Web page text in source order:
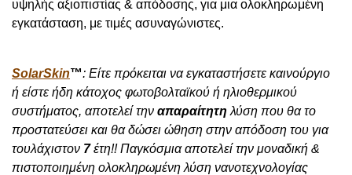
υψηλής αξιοπιστίας & απόδοσης, για μια ολοκληρωμένη
εγκατάσταση, με τιμές ασυναγώνιστες.
SolarSkin™: Είτε πρόκειται να εγκαταστήσετε καινούργιο
ή είστε ήδη κάτοχος φωτοβολταϊκού ή ηλιοθερμικού
συστήματος, αποτελεί την απαραίτητη λύση που θα το
προστατεύσει και θα δώσει ώθηση στην απόδοση του για
τουλάχιστον 7 έτη!! Παγκόσμια αποτελεί την μοναδική &
πιστοποιημένη ολοκληρωμένη λύση νανοτεχνολογίας